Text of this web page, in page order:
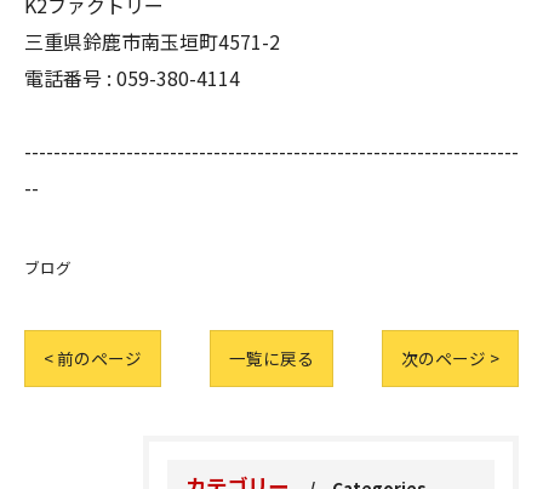
三重県鈴鹿市南玉垣町4571-2
電話番号 : 059-380-4114
--------------------------------------------------------------------
--
ブログ
< 前のページ 一覧に戻る 次のページ >